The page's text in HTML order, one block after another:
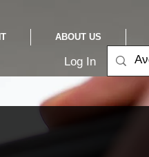
ABOUT US
Log In